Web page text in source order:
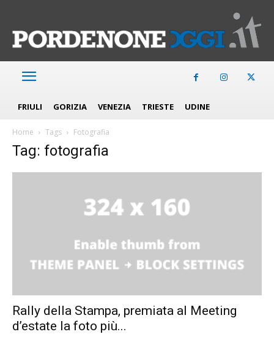
FRIULI GORIZIA VENEZIA TRIESTE UDINE
Home Tags Fotografia
Tag: fotografia
Rally della Stampa, premiata al Meeting
d’estate la foto più...